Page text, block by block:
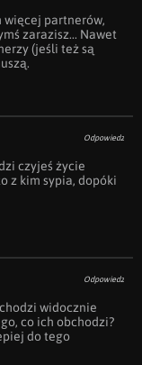
więcej partnerów,
zarazisz... Nawet
(jeśli też są
Odpowiedz
czyjeś życie
z kim sypia, dopóki
Odpowiedz
widocznie
co ich obchodzi?
do tego